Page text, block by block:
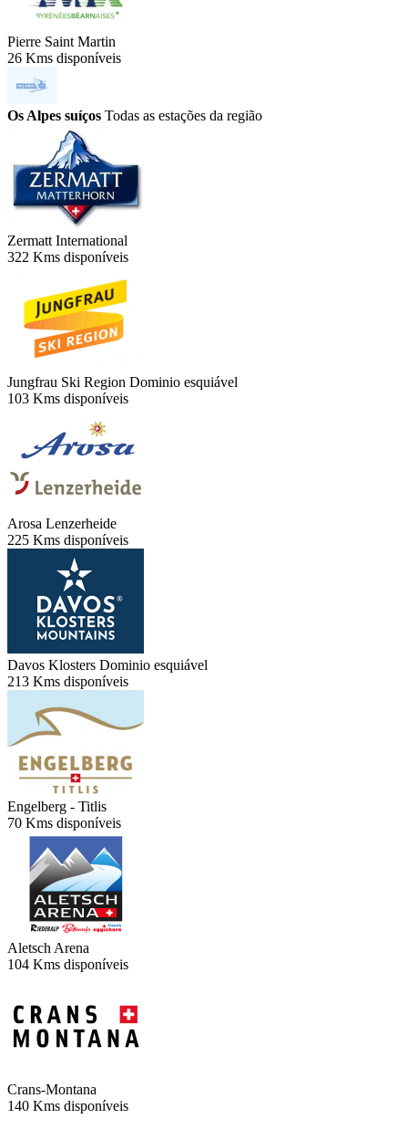
Pierre Saint Martin
26 Kms disponíveis
Os Alpes suíços Todas as estações da região
Zermatt International
322 Kms disponíveis
Jungfrau Ski Region Dominio esquiável
103 Kms disponíveis
Arosa Lenzerheide
225 Kms disponíveis
Davos Klosters Dominio esquiável
213 Kms disponíveis
Engelberg - Titlis
70 Kms disponíveis
Aletsch Arena
104 Kms disponíveis
Crans-Montana
140 Kms disponíveis